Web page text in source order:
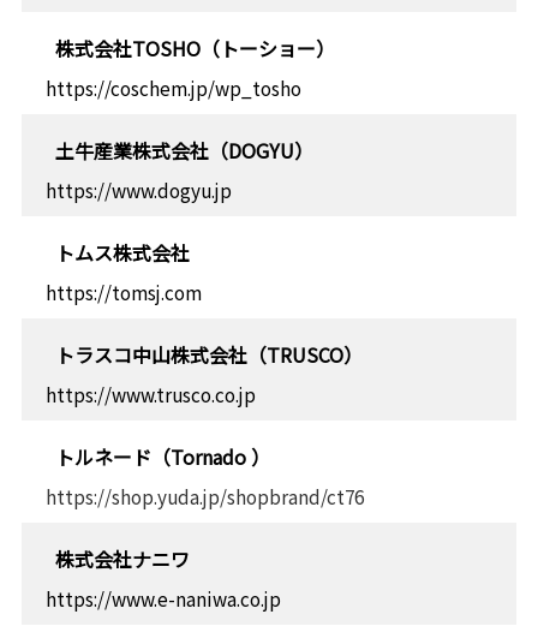
株式会社TOSHO（トーショー）
https://coschem.jp/wp_tosho
土牛産業株式会社（DOGYU）
https://www.dogyu.jp
トムス株式会社
https://tomsj.com
トラスコ中山株式会社（TRUSCO）
https://www.trusco.co.jp
トルネード（Tornado ）
https://shop.yuda.jp/shopbrand/ct76
株式会社ナニワ
https://www.e-naniwa.co.jp